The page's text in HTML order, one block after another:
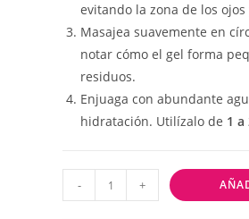
evitando la zona de los
Masajea suavemente en
notar cómo el gel forma
residuos.
Enjuaga con abundante
hidratación. Utilízalo de 1 a
- +